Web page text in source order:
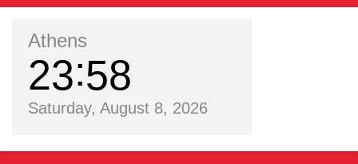
Athens
23 58
Saturday, August 8, 2026